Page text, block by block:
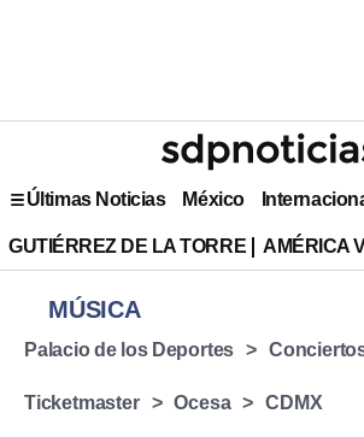
Últimas Noticias México
GUTIÉRREZ DE LA TORRE AMÉRICA
MÚSICA
Palacio de los Deportes
Ticketmaster Ocesa CDMX